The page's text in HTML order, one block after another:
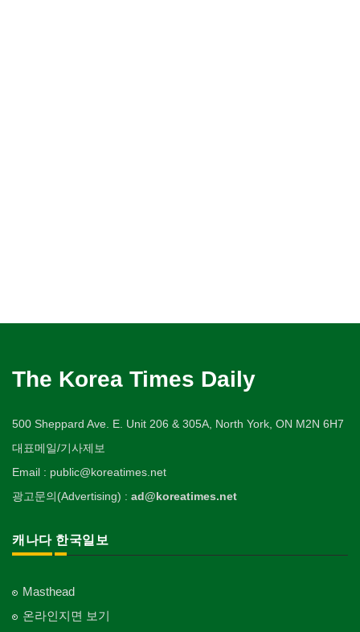
The Korea Times Daily
500 Sheppard Ave. E. Unit 206 & 305A, North York, ON M2N 6H7
대표메일/기사제보
Email : public@koreatimes.net
광고문의(Advertising) : ad@koreatimes.net
캐나다 한국일보
Masthead
온라인지면 보기